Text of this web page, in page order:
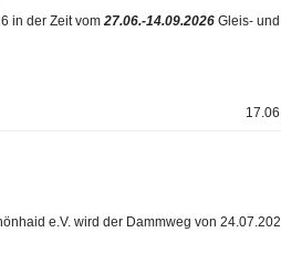
in der Zeit vom 27.06.-14.09.2026 Gleis- und
e.V. wird der Dammweg von